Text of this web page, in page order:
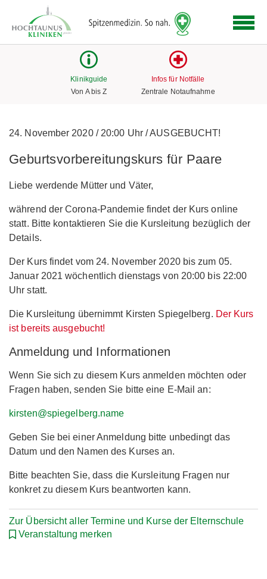
Link
zur
Klinikguide
Von A bis Z
Infos für Notfälle
Zentrale Notaufnahme
24. November 2020 /20:00 Uhr/AUSGEBUCHT!
Geburtsvorbereitungskurs für Paare
Liebe werdende Mütter und Väter,
während der Corona-Pandemie findet der Kurs online
statt. Bitte kontaktieren Sie die Kursleitung bezüglich der
Details.
Der Kurs findet vom 24. November 2020 bis zum 05.
Januar 2021 wöchentlich dienstags von 20:00 bis 22:00
Uhr statt.
Die Kursleitung übernimmt Kirsten Spiegelberg. Der Kurs
ist bereits ausgebucht!
Anmeldung und Informationen
Wenn Sie sich zu diesem Kurs anmelden möchten oder
Fragen haben, senden Sie bitte eine E-Mail an:
kirsten@spiegelberg.name
Geben Sie bei einer Anmeldung bitte unbedingt das
Datum und den Namen des Kurses an.
Bitte beachten Sie, dass die Kursleitung Fragen nur
konkret zu diesem Kurs beantworten kann.
Zur Übersicht aller Termine und Kurse der Elternschule
Veranstaltung merken